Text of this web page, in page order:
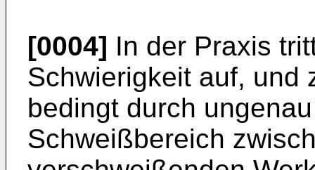
[0004] In der Praxis
Schwierigkeit auf, und
bedingt durch
Schweißbereich